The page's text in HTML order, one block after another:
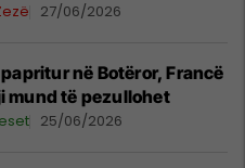
27/06/2026
në Botëror, Francë
mund të pezullohet
25/06/2026